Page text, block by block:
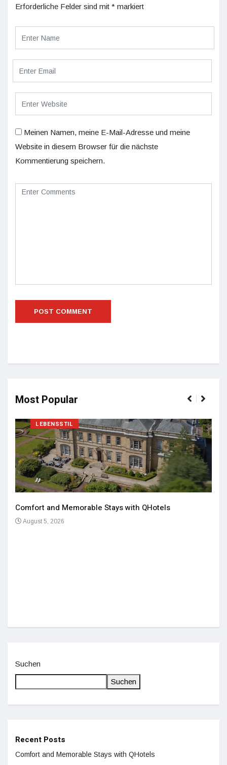
Erforderliche Felder sind mit * markiert
Meinen Namen, meine E-Mail-Adresse und meine
Website in diesem Browser für die nächste
Kommentierung speichern.
Most Popular
LEBENSSTIL
Comfort and Memorable Stays with QHotels
August 5, 2026
Suchen
Suchen
Recent Posts
Comfort and Memorable Stays with QHotels